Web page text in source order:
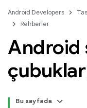
Android Developers
Rehberler
Android
Bu sayfada